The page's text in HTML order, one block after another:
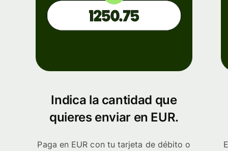
Indica la cantidad que
quieres enviar en EUR.
Paga en EUR con tu tarjeta de débito o